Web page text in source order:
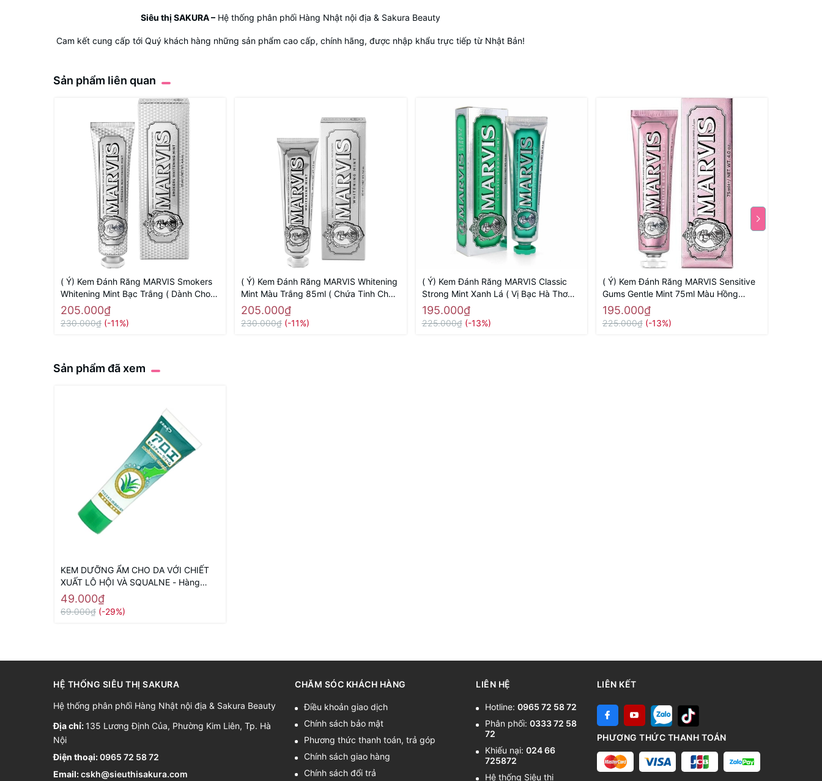
Siêu thị SAKURA –Hệ thống phân phối Hàng Nhật nội địa & Sakura Beauty
Cam kết cung cấp tới Quý khách hàng những sản phẩm cao cấp, chính hãng, được nhập khẩu trực tiếp từ Nhật Bản!
Sản phẩm liên quan
( Ý) Kem Đánh Răng MARVIS Smokers
Whitening Mint Bạc Trắng ( Dành Cho
Người Hút Thuốc Lá)
205.000₫
230.000₫ (-11%)
( Ý) Kem Đánh Răng MARVIS Whitening
Mint Màu Trắng 85ml ( Chứa Tinh Chất
Trắng Răng)
205.000₫
230.000₫ (-11%)
( Ý) Kem Đánh Răng MARVIS Classic
Strong Mint Xanh Lá ( Vị Bạc Hà Thơm
Mát)
195.000₫
225.000₫ (-13%)
( Ý) Kem Đánh Răng MARVIS Sensitive
Gums Gentle Mint 75ml Màu Hồng
(Răng Nhạy Cảm)
195.000₫
225.000₫ (-13%)
Sản phẩm đã xem
KEM DƯỠNG ẨM CHO DA VỚI CHIẾT
XUẤT LÔ HỘI VÀ SQUALNE - Hàng
Nhật nội địa
49.000₫
69.000₫ (-29%)
HỆ THỐNG SIÊU THỊ SAKURA
Hệ thống phân phối Hàng Nhật nội địa & Sakura Beauty
Địa chỉ: 135 Lương Định Của, Phường Kim Liên, Tp. Hà
Nội
Điện thoại:0965 72 58 72
Email:cskh@sieuthisakura.com
CHĂM SÓC KHÁCH HÀNG
Điều khoản giao dịch
Chính sách bảo mật
Phương thức thanh toán, trả góp
Chính sách giao hàng
Chính sách đổi trả
LIÊN HỆ
Hotline:0965 72 58 72
Phân phối:0333 72 58
72
Khiếu nại:024 66
725872
Hệ thống Siêu thị
LIÊN KẾT
PHƯƠNG THỨC THANH TOÁN